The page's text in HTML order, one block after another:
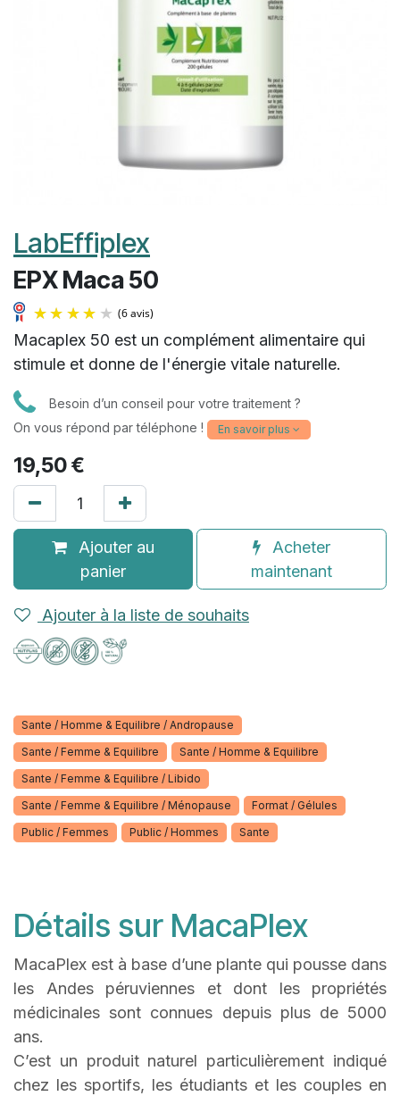
LabEffiplex
EPX Maca 50
(6 avis)
Macaplex 50 est un complément alimentaire qui
stimule et donne de l'énergie vitale naturelle.
Besoin d’un conseil pour votre traitement ?
On vous répond par téléphone !
En savoir plus
19,50€
Ajouter au
panier
Acheter
maintenant
Ajouter à la liste de souhaits
Sante / Homme & Equilibre / Andropause
Sante / Femme & Equilibre Sante / Homme & Equilibre
Sante / Femme & Equilibre / Libido
Sante / Femme & Equilibre / Ménopause Format / Gélules
Public / Femmes Public / Hommes Sante
Détails sur MacaPlex
MacaPlex est à base d’une plante qui pousse dans
les Andes péruviennes et dont les propriétés
médicinales sont connues depuis plus de 5000
ans.
C’est un produit naturel particulièrement indiqué
chez les sportifs, les étudiants et les couples en